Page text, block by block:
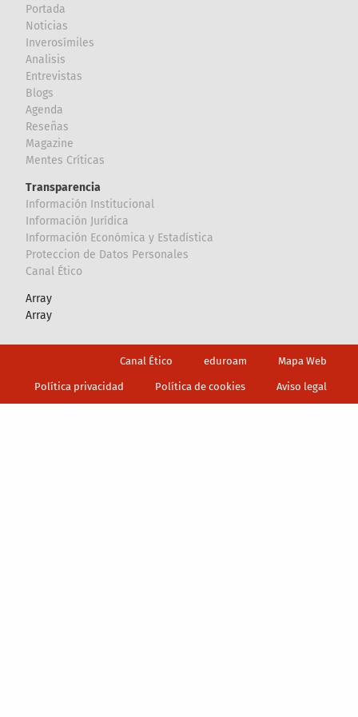
Portada
Noticias
Inverosímiles
Analisis
Entrevistas
Blogs
Agenda
Reseñas
Magazine
Mentes Críticas
Transparencia
Información Institucional
Información Jurídica
Información Económica y Estadística
Proteccion de Datos Personales
Canal Ético
Array
Array
Canal Ético eduroam Mapa Web
Política privacidad Política de cookies Aviso legal